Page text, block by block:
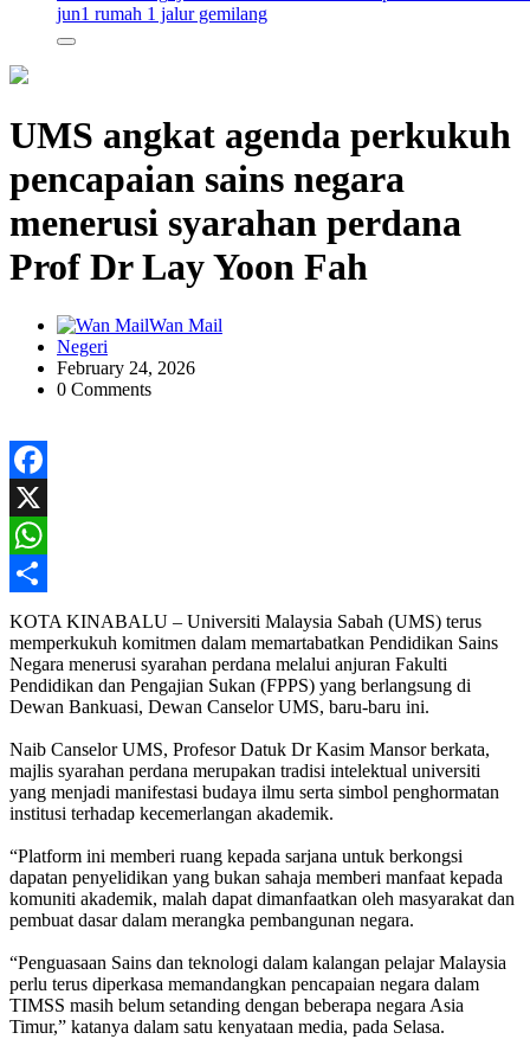
jun1 rumah 1 jalur gemilang
UMS angkat agenda perkukuh
pencapaian sains negara
menerusi syarahan perdana
Prof Dr Lay Yoon Fah
Wan Mail
Negeri
February 24, 2026
0 Comments
Facebook
X
WhatsApp
Share
KOTA KINABALU – Universiti Malaysia Sabah (UMS) terus
memperkukuh komitmen dalam memartabatkan Pendidikan Sains
Negara menerusi syarahan perdana melalui anjuran Fakulti
Pendidikan dan Pengajian Sukan (FPPS) yang berlangsung di
Dewan Bankuasi, Dewan Canselor UMS, baru-baru ini.
Naib Canselor UMS, Profesor Datuk Dr Kasim Mansor berkata,
majlis syarahan perdana merupakan tradisi intelektual universiti
yang menjadi manifestasi budaya ilmu serta simbol penghormatan
institusi terhadap kecemerlangan akademik.
“Platform ini memberi ruang kepada sarjana untuk berkongsi
dapatan penyelidikan yang bukan sahaja memberi manfaat kepada
komuniti akademik, malah dapat dimanfaatkan oleh masyarakat dan
pembuat dasar dalam merangka pembangunan negara.
“Penguasaan Sains dan teknologi dalam kalangan pelajar Malaysia
perlu terus diperkasa memandangkan pencapaian negara dalam
TIMSS masih belum setanding dengan beberapa negara Asia
Timur,” katanya dalam satu kenyataan media, pada Selasa.